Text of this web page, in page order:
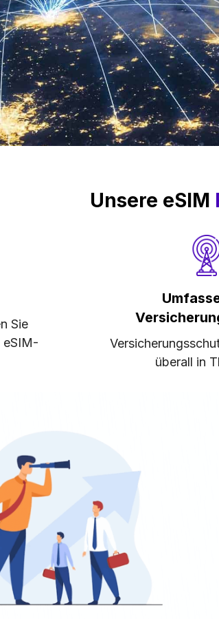
Unsere eSIM
Sie
eSIM-
überall in